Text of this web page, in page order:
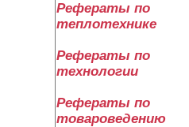
Рефераты по
теплотехнике
Рефераты по
технологии
Рефераты по
товароведению